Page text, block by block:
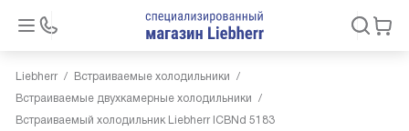
Liebherr
Встраиваемые холодильники
Встраиваемые двухкамерные холодильники
Встраиваемый холодильник Liebherr ICBNd 5183